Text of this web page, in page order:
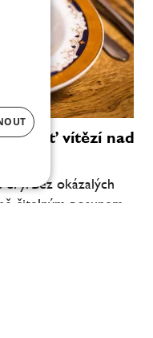
chuť vítězí nad
Bez okázalých
čitelným posunem